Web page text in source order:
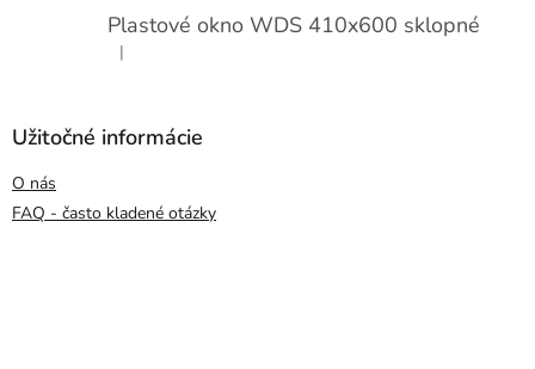
Plastové okno WDS 410x600 sklopné
Hodnotenie produktu je 5 z 5 hviezdičiek.
|
Užitočné informácie
O nás
FAQ - často kladené otázky